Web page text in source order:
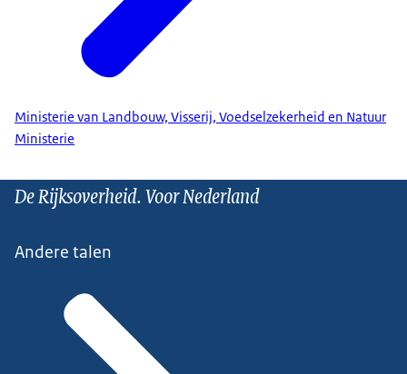
Ministerie van Landbouw, Visserij, Voedselzekerheid en Natuur
Ministerie
De Rijksoverheid. Voor Nederland
Andere talen